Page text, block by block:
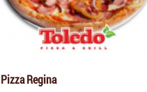
Pizza Regina